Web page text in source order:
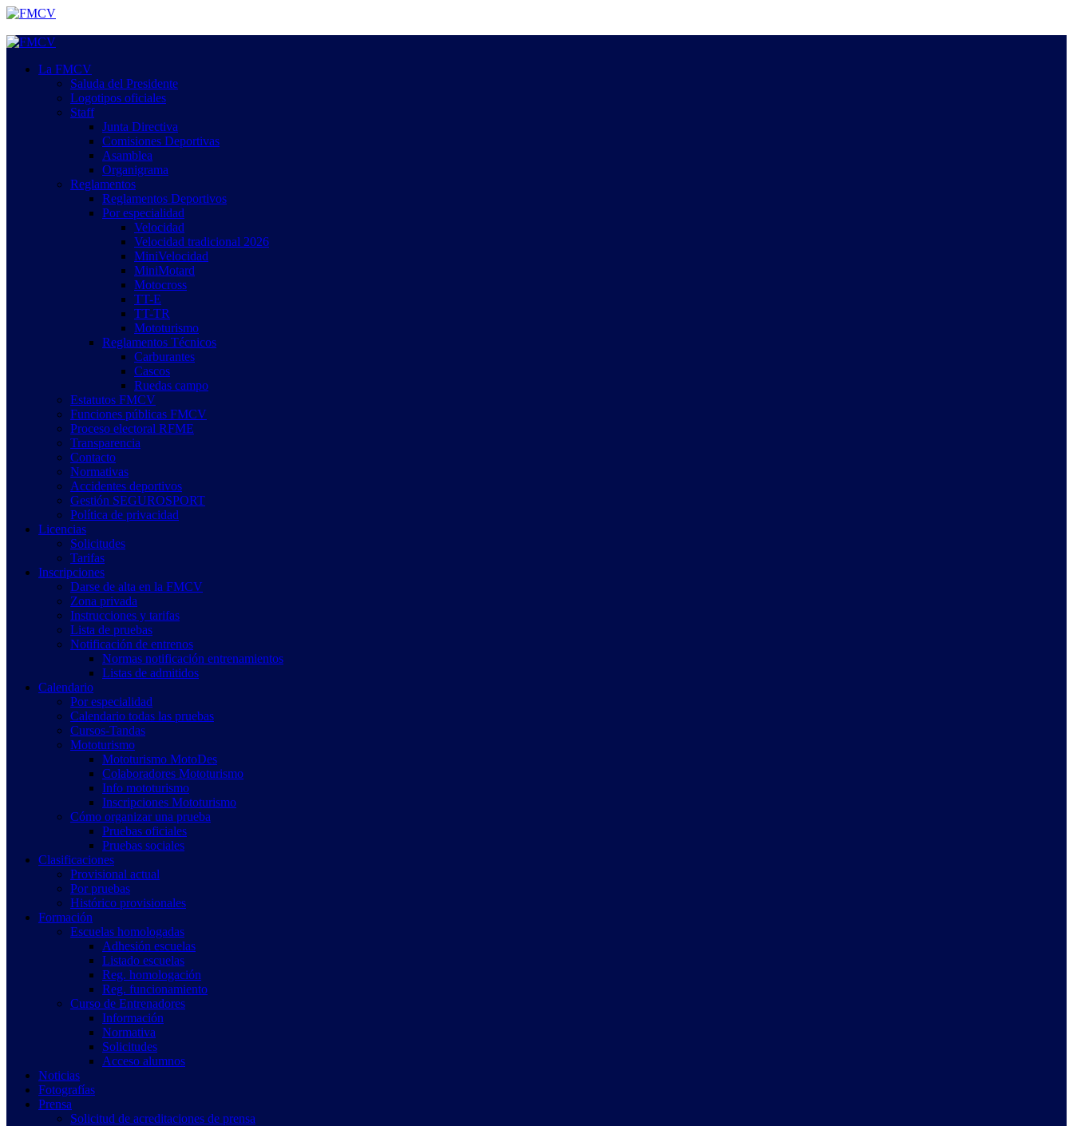
Saltar
contenido
Menú
La FMCV
Saluda del Presidente
Logotipos oficiales
Staff
Junta Directiva
Comisiones Deportivas
Asamblea
Organigrama
Reglamentos
Reglamentos Deportivos
Por especialidad
Velocidad
Velocidad tradicional 2026
MiniVelocidad
MiniMotard
Motocross
TT-E
TT-TR
Mototurismo
Reglamentos Técnicos
Carburantes
Cascos
Ruedas campo
Estatutos FMCV
Funciones públicas FMCV
Proceso electoral RFME
Transparencia
Contacto
Normativas
Accidentes deportivos
Gestión SEGUROSPORT
Política de privacidad
Licencias
Solicitudes
Tarifas
Inscripciones
Darse de alta en la FMCV
Zona privada
Instrucciones y tarifas
Lista de pruebas
Notificación de entrenos
Normas notificación entrenamientos
Listas de admitidos
Calendario
Por especialidad
Calendario todas las pruebas
Cursos-Tandas
Mototurismo
Mototurismo MotoDes
Colaboradores Mototurismo
Info mototurismo
Inscripciones Mototurismo
Cómo organizar una prueba
Pruebas oficiales
Pruebas sociales
Clasificaciones
Provisional actual
Por pruebas
Histórico provisionales
Formación
Escuelas homologadas
Adhesión escuelas
Listado escuelas
Reg. homologación
Reg. funcionamiento
Curso de Entrenadores
Información
Normativa
Solicitudes
Acceso alumnos
Noticias
Fotografías
Prensa
Solicitud de acreditaciones de prensa